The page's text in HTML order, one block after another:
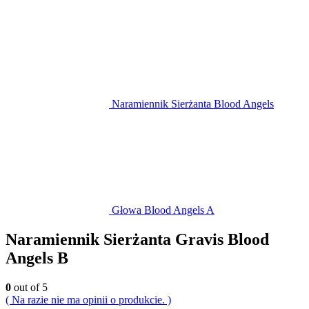
Naramiennik Sierżanta Blood Angels
Głowa Blood Angels A
Naramiennik Sierżanta Gravis Blood
Angels B
0 out of 5
( Na razie nie ma opinii o produkcie. )